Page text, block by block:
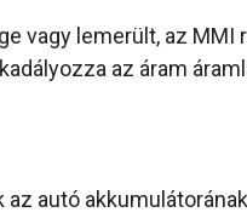
vagy lemerült, az
az áram
autó